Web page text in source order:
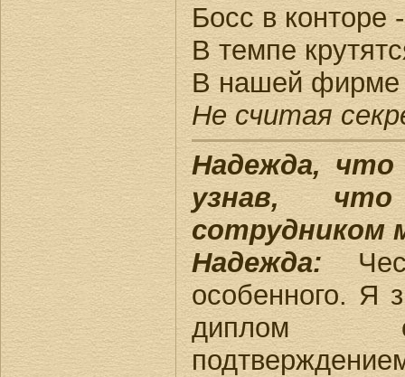
Босс в конторе
В темпе
В нашей фирме
Не считая
Надежда,
узнав,
сотрудником
Надежда:
особенного. Я
диплом